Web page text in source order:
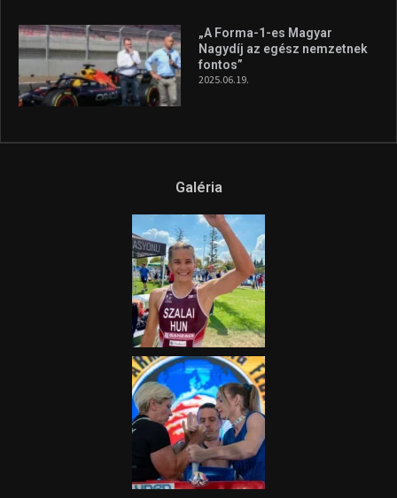
„A Forma-1-es Magyar
Nagydíj az egész nemzetnek
fontos”
2025.06.19.
Galéria